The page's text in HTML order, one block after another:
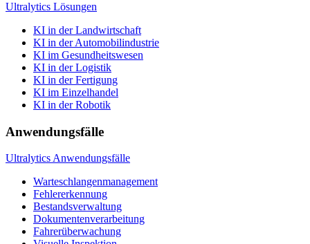
Ultralytics Lösungen
KI in der Landwirtschaft
KI in der Automobilindustrie
KI im Gesundheitswesen
KI in der Logistik
KI in der Fertigung
KI im Einzelhandel
KI in der Robotik
Anwendungsfälle
Ultralytics Anwendungsfälle
Warteschlangenmanagement
Fehlererkennung
Bestandsverwaltung
Dokumentenverarbeitung
Fahrerüberwachung